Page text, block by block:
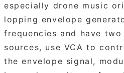
especially drone music
lopping envelope
frequencies and have two
sources, use VCA to
the envelope signal,